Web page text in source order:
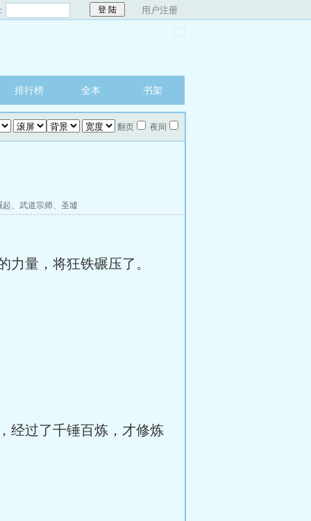
用户注册
排行榜 全本 书架
翻页 夜间
起、 武道宗师、 圣墟
量，将狂铁碾压了。
经过了千锤百炼，才修炼